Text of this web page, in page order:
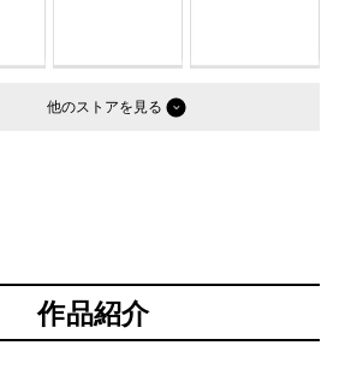
他のストア
作品紹介